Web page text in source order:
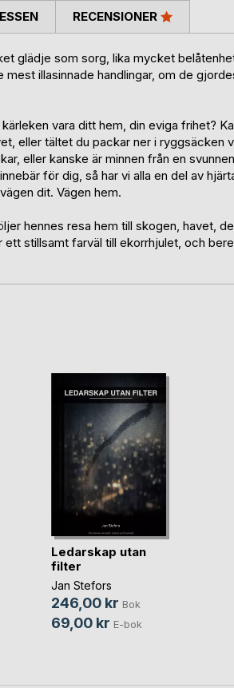
glädje som sorg, lika mycket
illasinnade handlingar, om de
vara ditt hem, din eviga frihet?
eller tältet du packar ner i ryggsäcken
eller kanske är minnen från en
för dig, så har vi alla en del av
dit. Vägen hem.
hennes resa hem till skogen, havet,
ett stillsamt farväl till ekorrhjulet, och
RECENSIONER
Ledarskap utan
filter
Jan Stefors
246,00 kr Bok
69,00 kr E-bok